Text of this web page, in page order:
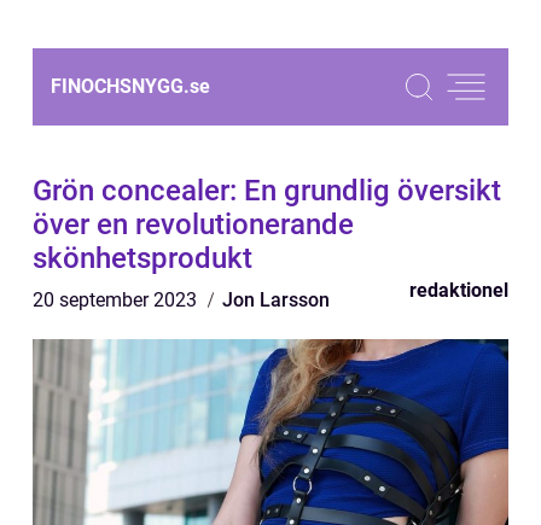
FINOCHSNYGG.se
Grön concealer: En grundlig översikt
över en revolutionerande
skönhetsprodukt
20 september 2023 Jon Larsson redaktionel